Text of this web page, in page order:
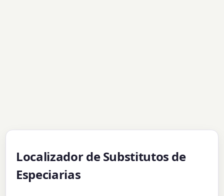
Localizador de Substitutos de
Especiarias